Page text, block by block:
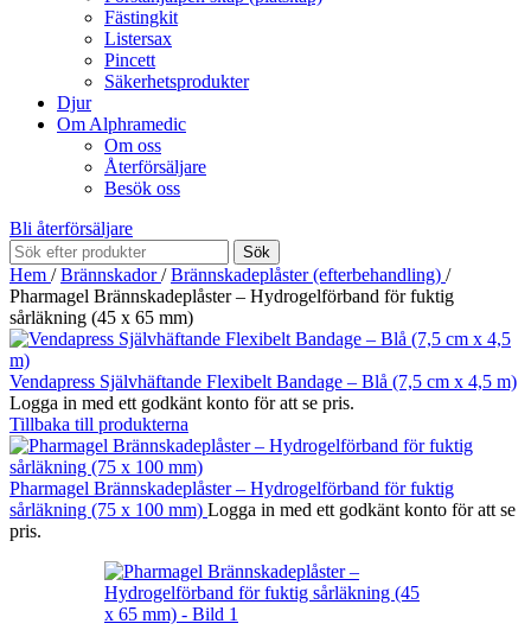
Fästingkit
Listersax
Pincett
Säkerhetsprodukter
Djur
Om Alphramedic
Om oss
Återförsäljare
Besök oss
Bli återförsäljare
Sök
Hem / Brännskador/ Brännskadeplåster (efterbehandling) /
Pharmagel Brännskadeplåster – Hydrogelförband för fuktig
sårläkning (45 x 65 mm)
Vendapress Självhäftande Flexibelt Bandage – Blå (7,5 cm x 4,5 m)
Logga in med ett godkänt konto för att se pris.
Tillbaka till produkterna
Pharmagel Brännskadeplåster – Hydrogelförband för fuktig
sårläkning (75 x 100 mm) Logga in med ett godkänt konto för att se
pris.